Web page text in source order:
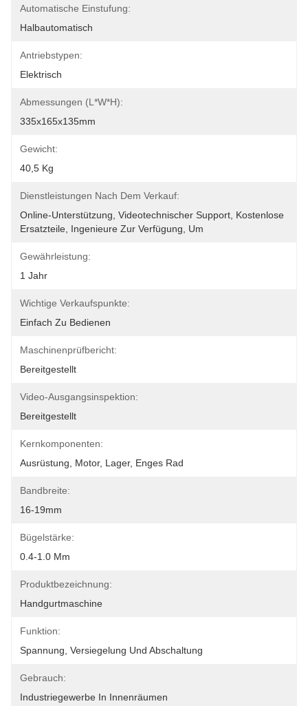
Automatische Einstufung:
Halbautomatisch
Antriebstypen:
Elektrisch
Abmessungen (L*W*H):
335x165x135mm
Gewicht:
40,5 Kg
Dienstleistungen Nach Dem Verkauf:
Online-Unterstützung, Videotechnischer Support, Kostenlose
Ersatzteile, Ingenieure Zur Verfügung, Um
Gewährleistung:
1 Jahr
Wichtige Verkaufspunkte:
Einfach Zu Bedienen
Maschinenprüfbericht:
Bereitgestellt
Video-Ausgangsinspektion:
Bereitgestellt
Kernkomponenten:
Ausrüstung, Motor, Lager, Enges Rad
Bandbreite:
16-19mm
Bügelstärke:
0.4-1.0 Mm
Produktbezeichnung:
Handgurtmaschine
Funktion:
Spannung, Versiegelung Und Abschaltung
Gebrauch:
Industriegewerbe In Innenräumen